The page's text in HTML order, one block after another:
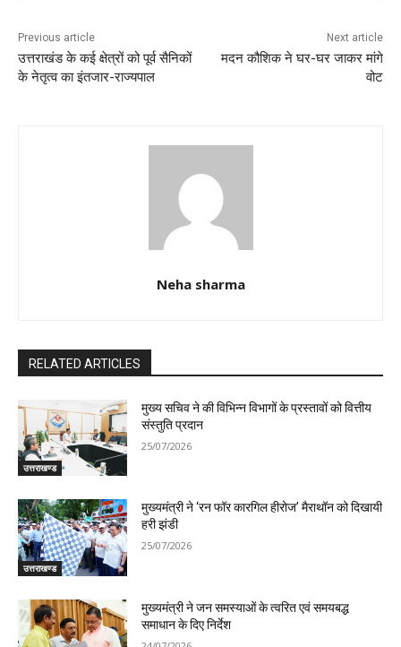
k
Previous article
उत्तराखंड के कई क्षेत्रों को पूर्व सैनिकों
के नेतृत्व का इंतजार-राज्यपाल
Next article
मदन कौशिक ने घर-घर जाकर मांगे
वोट
Neha sharma
RELATED ARTICLES
उत्तराखण्ड
मुख्य सचिव ने की विभिन्न विभागों के प्रस्तावों को वित्तीय
संस्तुति प्रदान
25/07/2026
उत्तराखण्ड
मुख्यमंत्री ने ‘रन फॉर कारगिल हीरोज’ मैराथॉन को दिखायी
हरी झंडी
25/07/2026
मुख्यमंत्री ने जन समस्याओं के त्वरित एवं समयबद्ध
समाधान के दिए निर्देश